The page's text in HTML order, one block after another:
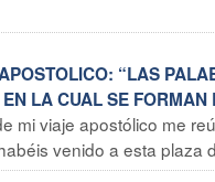
“LAS
LA CUAL SE
mi viaje apostólico me
venido a esta plaza